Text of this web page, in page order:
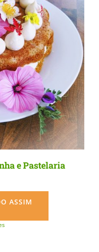
e Pastelaria
ASSIM